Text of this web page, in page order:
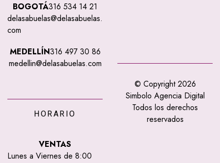
BOGOTÁ316 534 14 21
delasabuelas@delasabuelas.
com
MEDELLÍN316 497 30 86
medellin@delasabuelas.com
HORARIO
VENTAS
Lunes a Viernes de 8:00
© Copyright 2026
Simbolo Agencia Digital
Todos los derechos
reservados